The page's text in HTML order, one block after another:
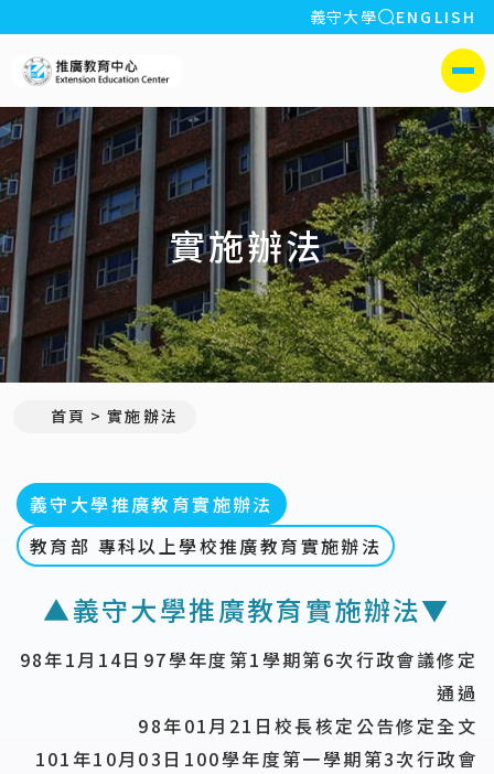
:::
義守大學 全站搜索
ENGLISH
側選單
實施辦法
首頁 實施辦法
義守大學推廣教育實施辦法
教育部 專科以上學校推廣教育實施辦法
▲義守大學推廣教育實施辦法▼
98年1月14日97學年度第1學期第6次行政會議修定
通過
98年01月21日校長核定公告修定全文
101年10月03日100學年度第一學期第3次行政會